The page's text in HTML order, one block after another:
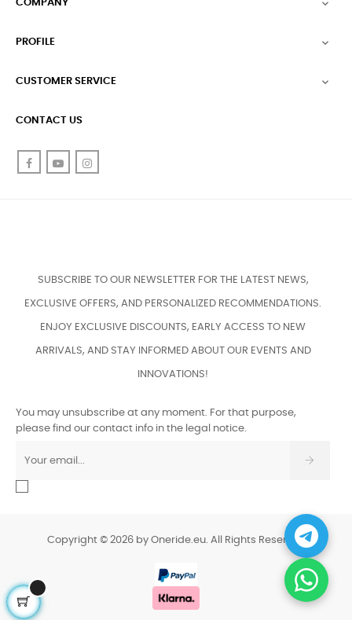
COMPANY 
PROFILE 
CUSTOMER SERVICE 
CONTACT US
FacebookYouTube
SUBSCRIBE TO OUR NEWSLETTER FOR THE LATEST NEWS,
EXCLUSIVE OFFERS, AND PERSONALIZED RECOMMENDATIONS.
ENJOY EXCLUSIVE DISCOUNTS, EARLY ACCESS TO NEW
ARRIVALS, AND STAY INFORMED ABOUT OUR EVENTS AND
INNOVATIONS!
You may unsubscribe at any moment. For that purpose,
please find our contact info in the legal notice.
Copyright © 2026 by Oneride.eu. All Rights Reserved